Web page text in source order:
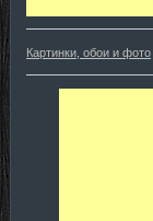
Картинки, обои и фото